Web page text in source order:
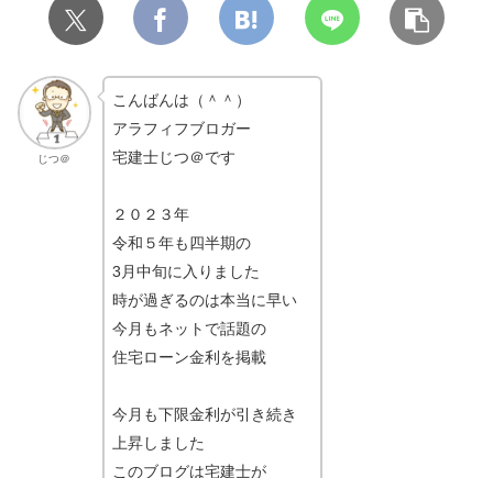
じつ＠
こんばんは（＾＾）
アラフィフブロガー
宅建士じつ＠です
２０２３年
令和５年も四半期の
3月中旬に入りました
時が過ぎるのは本当に早い
今月もネットで話題の
住宅ローン金利を掲載
今月も下限金利が引き続き
上昇しました
このブログは宅建士が